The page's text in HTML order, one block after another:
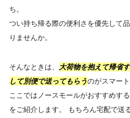
ち。
つい持ち帰る際の便利さを優先して
りませんか。
そんなときは、 大荷物を抱えて帰省
して別便で送ってもらうのがスマート
ここではノースモールがおすすめす
をご紹介します。 もちろん宅配で送